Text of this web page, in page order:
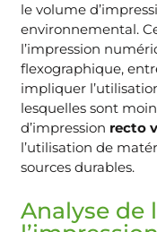
le volume
environnemental.
l’impression
flexographique,
impliquer
lesquelles sont
d’impression recto
l’utilisation de
sources durables.
Analyse de